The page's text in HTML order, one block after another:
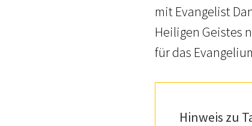
mit Evangelist
Heiligen Geistes
für das
Hinweis zu